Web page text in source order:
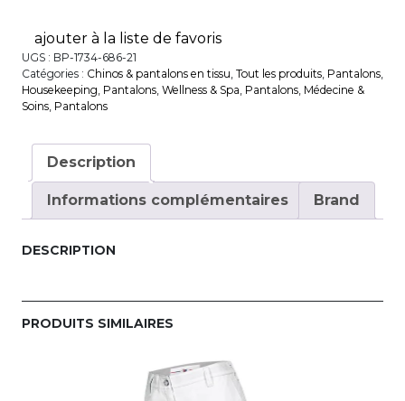
ajouter à la liste de favoris
UGS : BP-1734-686-21
Catégories : Chinos & pantalons en tissu Tout les produits Pantalons
House­keeping Pantalons Wellness & Spa Pantalons Médecine &
Soins Pantalons
Description
Informations complémentaires Brand
DESCRIPTION
PRODUITS SIMILAIRES